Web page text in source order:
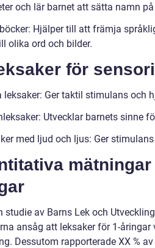
och lär barnet att sätta namn
Hjälper till att främja
olika ord och bilder.
för
leksaker: Ger taktil stimulans och
Utvecklar barnets sinne
med ljud och ljus: Ger
studie av Barns Lek och
ansåg att leksaker för 1-
Dessutom rapporterade XX %